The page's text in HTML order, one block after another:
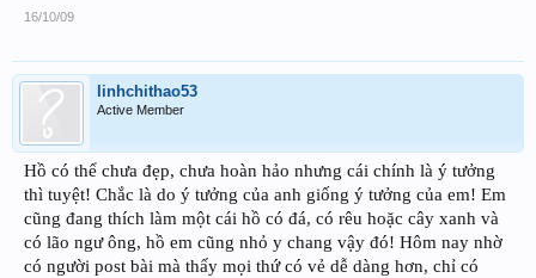
16/10/09
linhchithao53
Active Member
Hồ có thể chưa đẹp, chưa hoàn hảo nhưng cái chính là ý tưởng
thì tuyệt! Chắc là do ý tưởng của anh giống ý tưởng của em! Em
cũng đang thích làm một cái hồ có đá, có rêu hoặc cây xanh và
có lão ngư ông, hồ em cũng nhỏ y chang vậy đó! Hôm nay nhờ
có người post bài mà thấy mọi thứ có vẻ dễ dàng hơn, chỉ có